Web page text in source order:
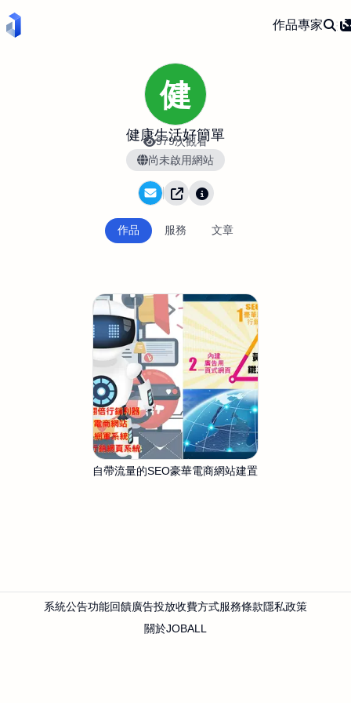
作品專家
健
健康生活好簡單
979次觀看
尚未啟用網站
作品 服務 文章
自帶流量的SEO豪華電商網站建置
系統公告功能回饋廣告投放收費方式服務條款隱私政策
關於JOBALL